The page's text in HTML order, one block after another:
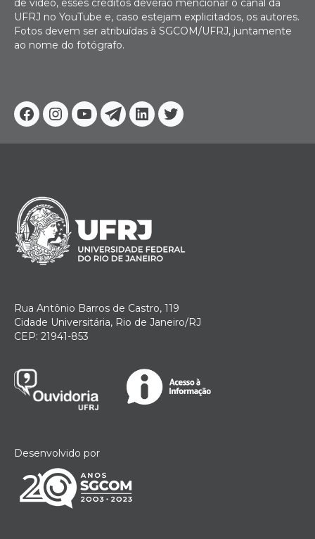
Facebook
Instagram
YoutubeTelegram
Linkedin
Twitter
de vídeo, esses créditos deverão mencionar o canal da
UFRJ no YouTube e, caso estejam explicitados, os autores.
Fotos devem ser atribuídas à SGCOM/UFRJ, juntamente
ao nome do fotógrafo.
Rua Antônio Barros de Castro, 119
Cidade Universitária, Rio de Janeiro/RJ
CEP: 21941-853
Desenvolvido por